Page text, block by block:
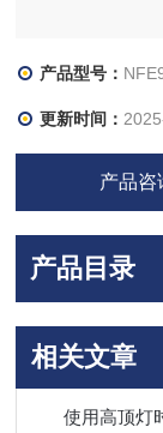
产品型号：
更新时间：
产品咨
产品目录
相关文章
使用高顶灯